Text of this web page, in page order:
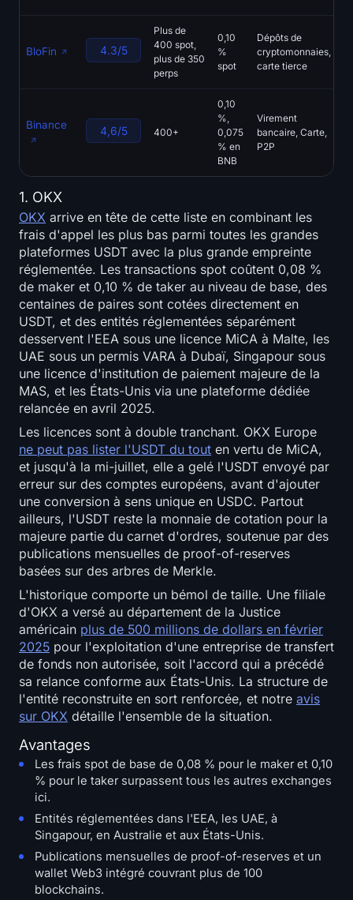
BloFin 4.3/5
Plus de
400 spot,
plus de 350
perps
0,10
%
spot
Dépôts de
cryptomonnaies,
carte tierce
Binance 4,6/5 400+
0,10
%,
0,075
% en
BNB
Virement
bancaire, Carte,
P2P
1. OKX
OKX arrive en tête de cette liste en combinant les
frais d'appel les plus bas parmi toutes les grandes
plateformes USDT avec la plus grande empreinte
réglementée. Les transactions spot coûtent 0,08 %
de maker et 0,10 % de taker au niveau de base, des
centaines de paires sont cotées directement en
USDT, et des entités réglementées séparément
desservent l'EEA sous une licence MiCA à Malte, les
UAE sous un permis VARA à Dubaï, Singapour sous
une licence d'institution de paiement majeure de la
MAS, et les États-Unis via une plateforme dédiée
relancée en avril 2025.
Les licences sont à double tranchant. OKX Europe
ne peut pas lister l'USDT du tout en vertu de MiCA,
et jusqu'à la mi-juillet, elle a gelé l'USDT envoyé par
erreur sur des comptes européens, avant d'ajouter
une conversion à sens unique en USDC. Partout
ailleurs, l'USDT reste la monnaie de cotation pour la
majeure partie du carnet d'ordres, soutenue par des
publications mensuelles de proof-of-reserves
basées sur des arbres de Merkle.
L'historique comporte un bémol de taille. Une filiale
d'OKX a versé au département de la Justice
américain plus de 500 millions de dollars en février
2025 pour l'exploitation d'une entreprise de transfert
de fonds non autorisée, soit l'accord qui a précédé
sa relance conforme aux États-Unis. La structure de
l'entité reconstruite en sort renforcée, et notre avis
sur OKX détaille l'ensemble de la situation.
Avantages
Les frais spot de base de 0,08 % pour le maker et 0,10
% pour le taker surpassent tous les autres exchanges
ici.
Entités réglementées dans l'EEA, les UAE, à
Singapour, en Australie et aux États-Unis.
Publications mensuelles de proof-of-reserves et un
wallet Web3 intégré couvrant plus de 100
blockchains.